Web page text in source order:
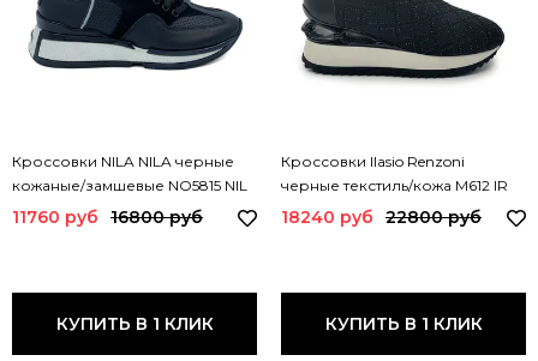
Кроссовки NILA NILA черные
кожаные/замшевые NO5815 NIL
NERO
11760 руб 16800 руб
КУПИТЬ В 1 КЛИК
Кроссовки Ilasio Renzoni
черные текстиль/кожа M612 IR
NERO
18240 руб 22800 руб
КУПИТЬ В 1 КЛИК